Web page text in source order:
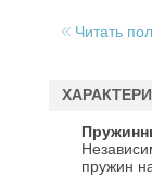
Читать
пружин